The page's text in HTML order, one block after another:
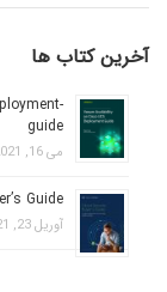
آخرین کتاب ها
guide
می 16, 2021
Guide
آوریل 23, 2021